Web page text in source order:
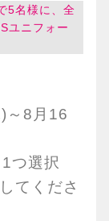
5名様に、全
ユニフォー
～8月16
つ選択
てくださ